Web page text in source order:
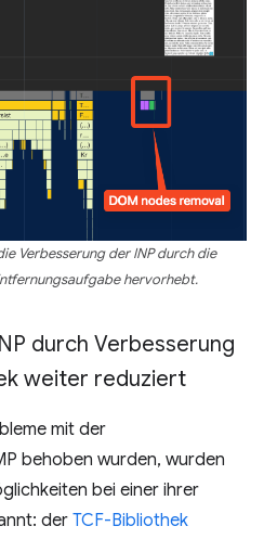
Verbesserung der INP durch die
hervorhebt.
durch Verbesserung
weiter reduziert
mit der
behoben wurden, wurden
bei einer ihrer
der TCF-Bibliothek